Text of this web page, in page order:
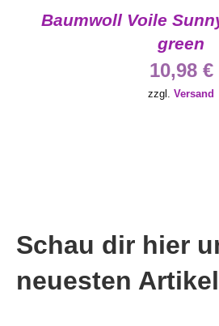
Baumwoll Voile
green
10,98 €
zzgl. Versand
Schau dir hier
neuesten